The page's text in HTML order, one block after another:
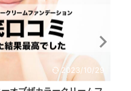
2023/7/26
2023/10/29